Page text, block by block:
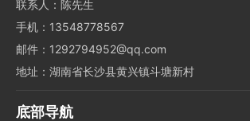
联系人：陈先生
手机：13548778567
邮件：1292794952@qq.com
地址：湖南省长沙县黄兴镇斗塘新村
底部导航